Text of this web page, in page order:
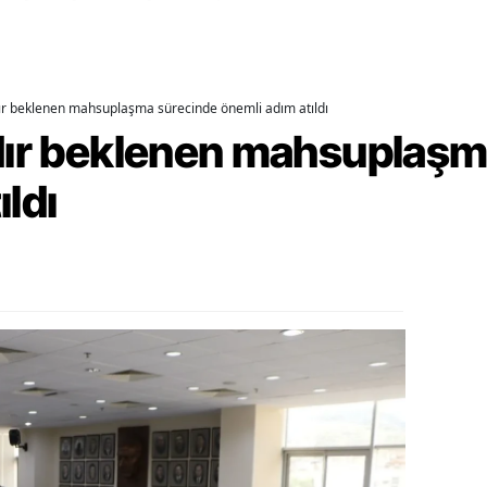
beklenen mahsuplaşma sürecinde önemli adım atıldı
beklenen